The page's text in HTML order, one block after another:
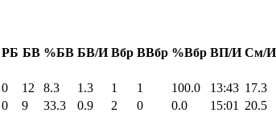
РБ БВ %БВ БВ/И Вбр ВВбр %Вбр ВП/И См/И
0 12 8.3 1.3 1 1 100.0 13:43 17.3
0 9 33.3 0.9 2 0 0.0 15:01 20.5